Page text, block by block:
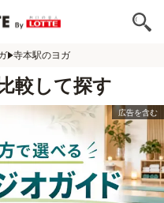
寺本駅のヨガ
較して探す